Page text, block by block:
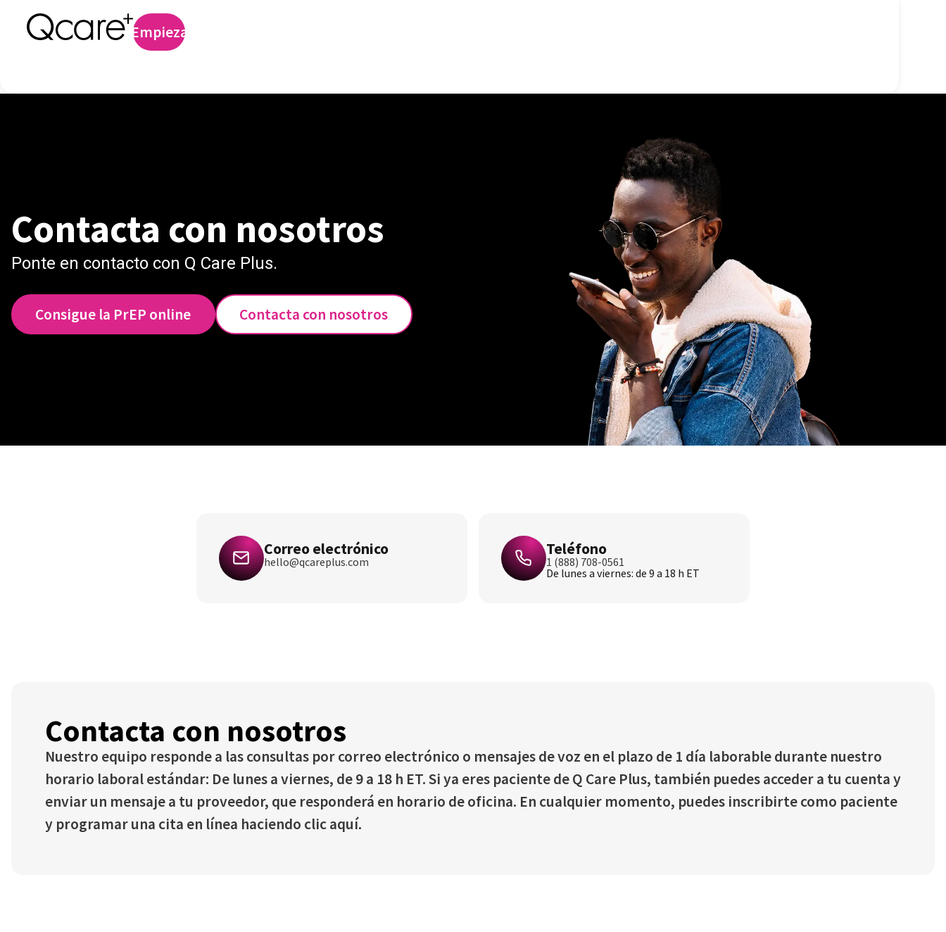
Empieza
Contacta con nosotros
Ponte en contacto con Q Care Plus.
Consigue la PrEP online Contacta con nosotros
Correo electrónico
hello@qcareplus.com
Teléfono
1 (888) 708-0561
De lunes a viernes: de 9 a 18 h ET
Contacta con nosotros
Nuestro equipo responde a las consultas por correo electrónico o mensajes de voz en el plazo de 1 día laborable durante nuestro
horario laboral estándar: De lunes a viernes, de 9 a 18 h ET. Si ya eres paciente de Q Care Plus, también puedes acceder a tu cuenta y
enviar un mensaje a tu proveedor, que responderá en horario de oficina. En cualquier momento, puedes inscribirte como paciente
y programar una cita en línea haciendo clicaquí.